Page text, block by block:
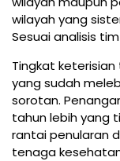
wilayah yang
Sesuai analisis
Tingkat
yang sudah
sorotan.
tahun lebih yang
rantai penularan
tenaga